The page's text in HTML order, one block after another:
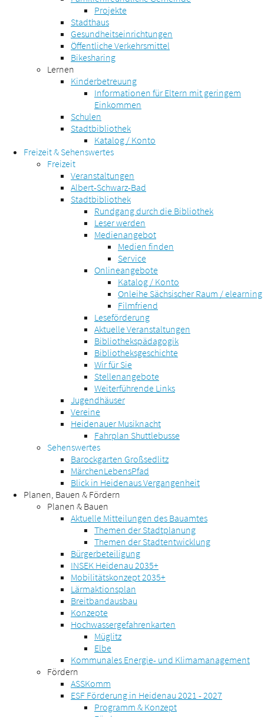
Projekte
Stadthaus
Gesundheitseinrichtungen
Öffentliche Verkehrsmittel
Bikesharing
Lernen
Kinderbetreuung
Informationen für Eltern mit geringem
Einkommen
Schulen
Stadtbibliothek
Katalog / Konto
Freizeit & Sehenswertes
Freizeit
Veranstaltungen
Albert-Schwarz-Bad
Stadtbibliothek
Rundgang durch die Bibliothek
Leser werden
Medienangebot
Medien finden
Service
Onlineangebote
Katalog / Konto
Onleihe Sächsischer Raum / elearning
Filmfriend
Leseförderung
Aktuelle Veranstaltungen
Bibliothekspädagogik
Bibliotheksgeschichte
Wir für Sie
Stellenangebote
Weiterführende Links
Jugendhäuser
Vereine
Heidenauer Musiknacht
Fahrplan Shuttlebusse
Sehenswertes
Barockgarten Großsedlitz
MärchenLebensPfad
Blick in Heidenaus Vergangenheit
Planen, Bauen & Fördern
Planen & Bauen
Aktuelle Mitteilungen des Bauamtes
Themen der Stadtplanung
Themen der Stadtentwicklung
Bürgerbeteiligung
INSEK Heidenau 2035+
Mobilitätskonzept 2035+
Lärmaktionsplan
Breitbandausbau
Konzepte
Hochwassergefahrenkarten
Müglitz
Elbe
Kommunales Energie- und Klimamanagement
Fördern
ASSKomm
ESF Förderung in Heidenau 2021 - 2027
Programm & Konzept